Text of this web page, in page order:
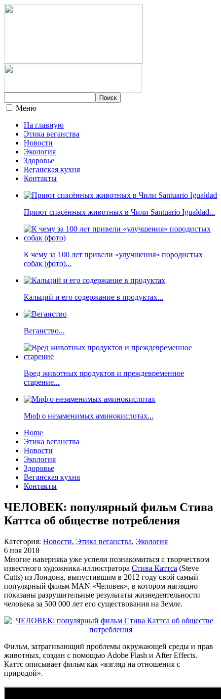
Меню
На главную
Этика веганства
Новости
Экология
Здоровье
Веганская кухня
Контакты
Приют спасённых животных в Чили Santuario Igualdad...
К чему за 100 лет привели «улучшения» породистых
собак (фото)...
Кальций и его содержание в продуктах...
Веганство...
Вред животных продуктов и преждевременное
старение...
Миф о незаменимых аминокислотах...
Home
Этика веганства
Новости
Экология
Здоровье
Веганская кухня
Контакты
ЧЕЛОВЕК: популярный фильм Стива
Каттса об обществе потребления
Категория: Новости, Этика веганства, Экология
6 ноя 2018
Многие наверняка уже успели познакомиться с творчеством
известного художника-иллюстратора Стива Каттса (Steve
Cutts) из Лондона, выпустившим в 2012 году свой самый
популярный фильм MAN «Человек», в котором наглядно
показаны разрушительные результаты жизнедеятельности
человека за 500 000 лет его существования на Земле.
Фильм, затрагивающий проблемы окружающей среды и прав
животных, создан с помощью Adobe Flash и After Effects.
Каттс описывает фильм как «взгляд на отношения с
природой».